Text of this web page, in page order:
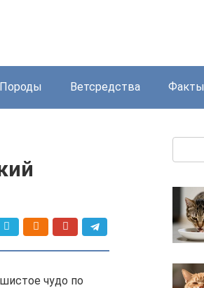
Породы Ветсредства Факты
чудо по